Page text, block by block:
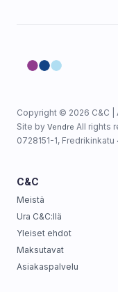
Copyright © 2026 C&C
Site by Vendre All rights
0728151-1,
C&C
Meistä
Ura C&C:llä
Yleiset ehdot
Maksutavat
Asiakaspalvelu